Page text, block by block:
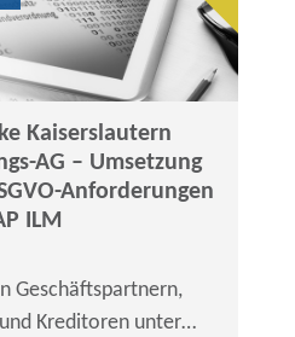
Kaiserslautern
AG – Umsetzung
Anforderungen
ILM
Geschäftspartnern,
Kreditoren unter